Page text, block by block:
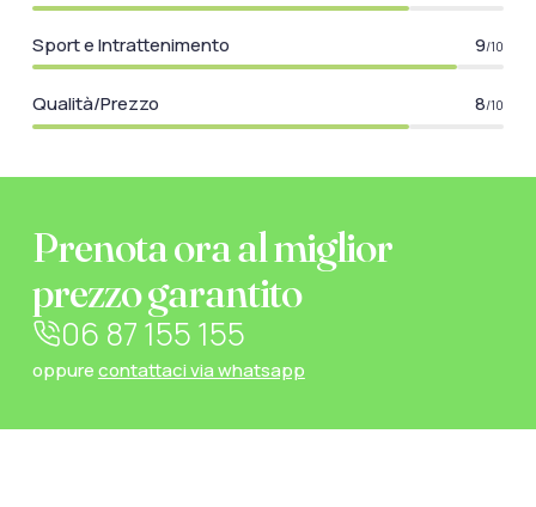
Sport e Intrattenimento 9/10
Qualità/Prezzo 8/10
Prenota ora al miglior
prezzo garantito
06 87 155 155
oppurecontattaci via whatsapp